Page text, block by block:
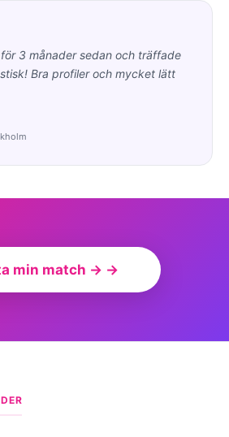
3 månader sedan och träffade
Bra profiler och mycket lätt
min match → →